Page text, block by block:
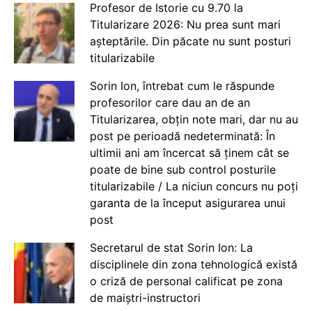
Profesor de Istorie cu 9.70 la
Titularizare 2026: Nu prea sunt mari
așteptările. Din păcate nu sunt posturi
titularizabile
Sorin Ion, întrebat cum le răspunde
profesorilor care dau an de an
Titularizarea, obțin note mari, dar nu au
post pe perioadă nedeterminată: În
ultimii ani am încercat să ținem cât se
poate de bine sub control posturile
titularizabile / La niciun concurs nu poți
garanta de la început asigurarea unui
post
Secretarul de stat Sorin Ion: La
disciplinele din zona tehnologică există
o criză de personal calificat pe zona
de maiștri-instructori